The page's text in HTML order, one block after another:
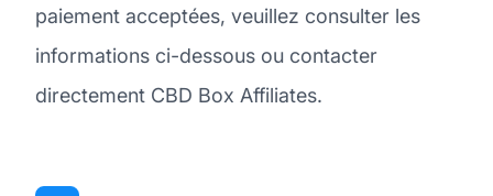
paiement acceptées, veuillez consulter les
informations ci-dessous ou contacter
directement CBD Box Affiliates.